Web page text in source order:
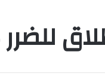
2025